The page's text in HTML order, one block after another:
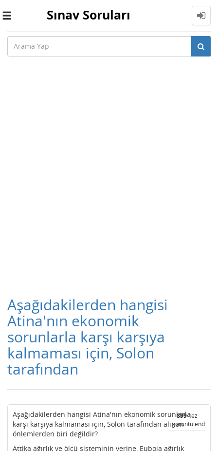
Toggle
Sınav Soruları
Aşağıdakilerden hangisi
Atina'nın ekonomik
sorunlarla karşı karşıya
kalmaması için, Solon
tarafından
899kez
görüntülendi
Aşağıdakilerden hangisi Atina'nın ekonomik sorunlarla
karşı karşıya kalmaması için, Solon tarafından alınan
önlemlerden biri değildir?
Attika ağırlık ve ölçü sisteminin yerine, Euboia ağırlık